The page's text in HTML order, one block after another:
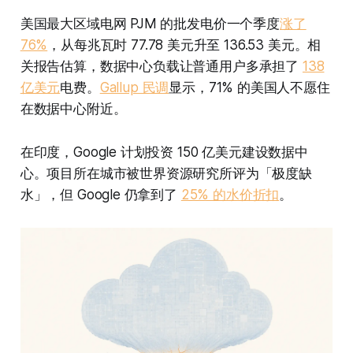
美国最大区域电网 PJM 的批发电价一个季度涨了
76% ，从每兆瓦时 77.78 美元升至 136.53 美元。相
关报告估算，数据中心负载让普通用户多承担了 138
亿美元电费。 Gallup 民调 显示，71% 的美国人不愿住
在数据中心附近。
在印度，Google 计划投资 150 亿美元建设数据中
心。项目所在城市被世界资源研究所评为「极度缺
水」，但 Google 仍拿到了 25% 的水价折扣。